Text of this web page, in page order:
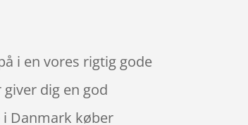
i en vores rigtig gode
dig en god
i Danmark køber